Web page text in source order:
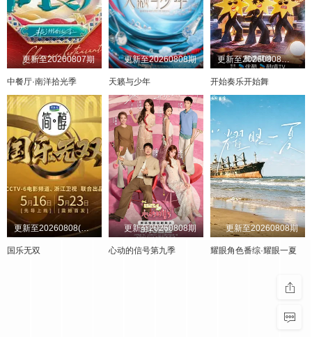
20250425 20250428 20250429 20250430
20250501 20250502 20250505 20250506
20250513 20250514 20250515 20250516
20250519 20250520 20250521 20250522
20250523 20250526 20250527 20250528
20250529 20250530 20250602 20250603
20250605 20250606 20250609 20250610
20250611 20250612 20250613 20250616
20250627
20250703
20241210 20241211 20241212 20241213
20241216 20241217 20241218 20241219
20241226 20241227 20241230 20241231
20250101 20250102 20250103 20250106
20250107 20250108 20250109 20250110
20250113 20250114 20250115 20250116
20250117 20250120 20250121 20250122
20250123 20250127 20250130 20250131
20250219
20250226
20241024 20241025 20241028 20241030
20241031 20241101 20241104 20241105
20241112 20241113 20241114 20241115
20241118 20241119 20241120 20241121
20241122 20241125 20241126 20241127
20241128 20241129 20241202 20241203
20241204 20241205 20241206 20241207
20241209 20241210 20241211 20241212
20241224
20241230
20240820 20240821 20240822 20240823
20240824 20240825 20240826 20240827
20240901 20240902 20240903 20240904
20240905 20240906 20240909 20240910
20240911 20240912 20240912 20240914
20240916 20240917 20240918 20240919
20240920 20240923 20240924 20240926
20240927 20240930 20241002 20241003
20241022
20241028
20240627 20240628 20240701 20240702
20240703 20240704 20240705 20240708
20240715 20240716 20240718 20240719
20240722 20240723 20240724 20240725
20240726 20240727 20240729 20240730
20240731 20240801 20240802 20240804
20240805 20240806 20240807 20240808
20240809 20240810 20240812 20240813
20240821
20240825
更新至20260807期
中餐厅·南洋拾光季
更新至20260808期
天籁与少年
更新至20260808第3期
开始奏乐开始舞
更新至20260808(第11期纯享版
国乐无双
更新至20260808期
心动的信号第九季
更新至20260808期
耀眼角色番综·耀眼一夏